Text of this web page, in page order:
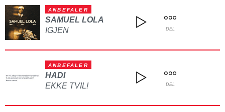
ANBEFALER
SAMUEL LOLA
IGJEN
DEL
ANBEFALER
HADI
EKKE TVIL!
DEL